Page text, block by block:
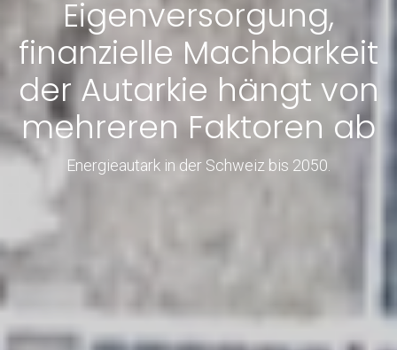
Eigenversorgung,
finanzielle Machbarkeit
der Autarkie hängt von
mehreren Faktoren ab
Energieautark in der Schweiz bis 2050.